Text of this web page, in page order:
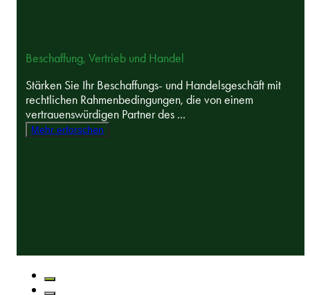
Beschaffung, Vertrieb und Handel
Stärken Sie Ihr Beschaffungs- und Handelsgeschäft mit
rechtlichen Rahmenbedingungen, die von einem
vertrauenswürdigen Partner des ...
Mehr erforschen